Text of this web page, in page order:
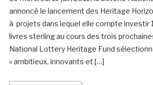
annoncé le lancement des Heritage
à projets dans lequel elle compte investir
livres sterling au cours des trois
National Lottery Heritage Fund
« ambitieux, innovants et […]